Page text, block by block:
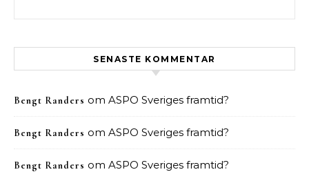
SENASTE KOMMENTAR
Bengt Randers om ASPO Sveriges framtid?
Bengt Randers om ASPO Sveriges framtid?
Bengt Randers om ASPO Sveriges framtid?